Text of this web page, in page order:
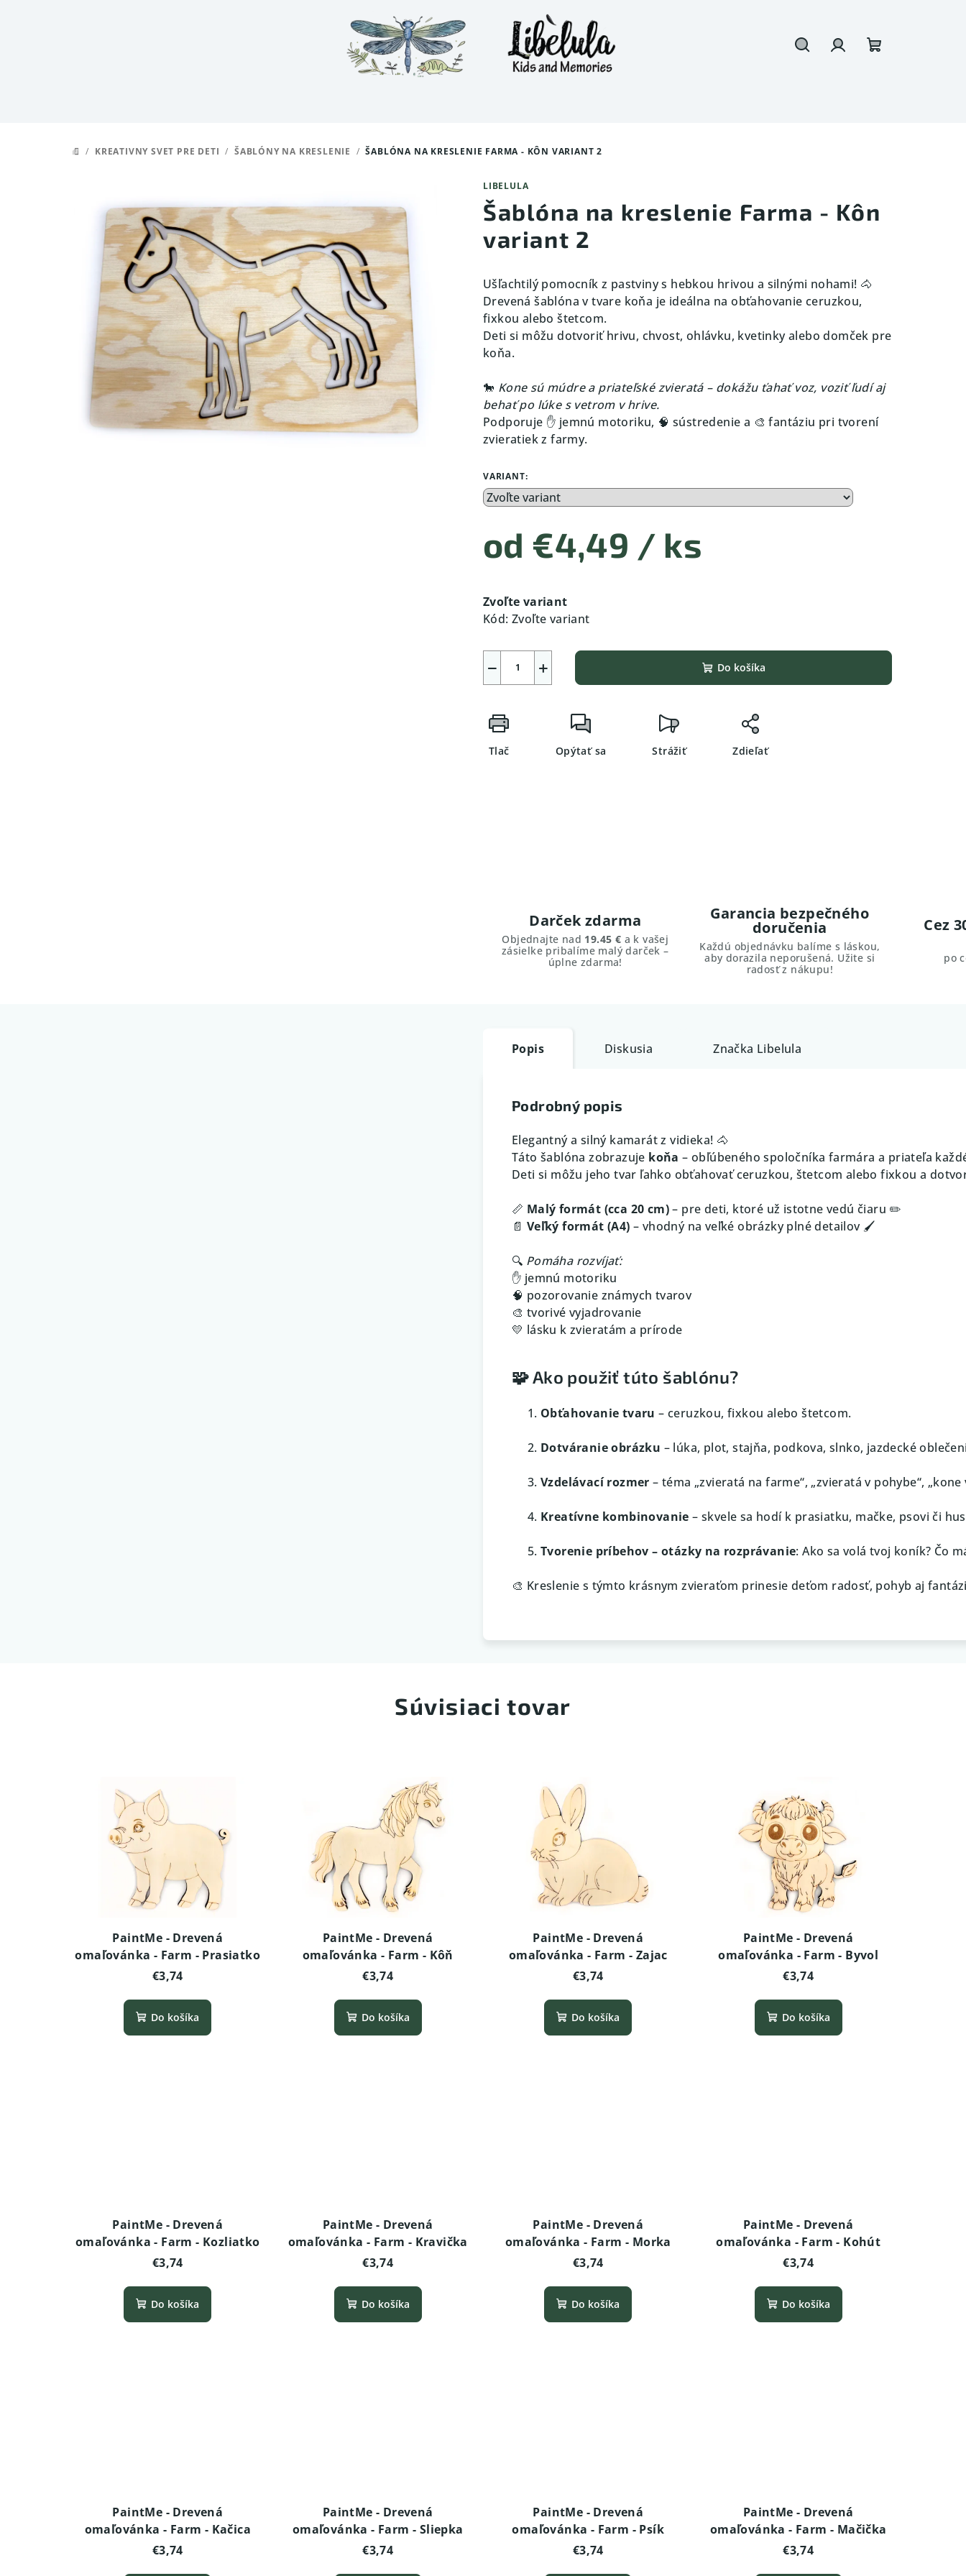
DOMOV
/ KREATIVNY SVET PRE DETI / ŠABLÓNY NA KRESLENIE / ŠABLÓNA NA KRESLENIE FARMA - KÔN VARIANT 2
LIBELULA
Šablóna na kreslenie Farma - Kôn
variant 2
Ušľachtilý pomocník z pastviny s hebkou hrivou a silnými nohami! 🐴
Drevená šablóna v tvare koňa je ideálna na obťahovanie ceruzkou,
fixkou alebo štetcom.
Deti si môžu dotvoriť hrivu, chvost, ohlávku, kvetinky alebo domček pre
koňa.
🐎 Kone sú múdre a priateľské zvieratá – dokážu ťahať voz, voziť ľudí aj
behať po lúke s vetrom v hrive.
Podporuje ✋ jemnú motoriku, 🧠 sústredenie a 🎨 fantáziu pri tvorení
zvieratiek z farmy.
VARIANT:
od €4,49 / ks
cena:
Zvoľte variant
Kód: Zvoľte variant
+
− Do košíka
Tlač Opýtať sa Strážiť Zdieľať
Darček zdarma
Objednajte nad 19.45 € a k vašej
zásielke pribalíme malý darček –
úplne zdarma!
Garancia bezpečného
doručenia
Každú objednávku balíme s láskou,
aby dorazila neporušená. Užite si
radosť z nákupu!
Cez
po
Popis Diskusia Značka Libelula
Podrobný popis
Elegantný a silný kamarát z vidieka! 🐴
Táto šablóna zobrazuje koňa – obľúbeného spoločníka farmára a priateľa
Deti si môžu jeho tvar ľahko obťahovať ceruzkou, štetcom alebo fixkou a
📏 Malý formát (cca 20 cm)– pre deti, ktoré už istotne vedú čiaru ✏️
📄 Veľký formát (A4) – vhodný na veľké obrázky plné detailov 🖌️
🔍 Pomáha rozvíjať:
✋ jemnú motoriku
🧠 pozorovanie známych tvarov
🎨 tvorivé vyjadrovanie
💛 lásku k zvieratám a prírode
🧩 Ako použiť túto šablónu?
Obťahovanie tvaru – ceruzkou, fixkou alebo štetcom.
Dotváranie obrázku – lúka, plot, stajňa, podkova, slnko, jazdecké
Vzdelávací rozmer – téma „zvieratá na farme“, „zvieratá v pohybe“,
Kreatívne kombinovanie – skvele sa hodí k prasiatku, mačke, psovi či
Tvorenie príbehov – otázky na rozprávanie: Ako sa volá tvoj koník? Čo
🎨 Kreslenie s týmto krásnym zvieraťom prinesie deťom radosť, pohyb aj
Súvisiaci tovar
PaintMe - Drevená
omaľovánka - Farm - Prasiatko
€3,74
Do košíka
PaintMe - Drevená
omaľovánka - Farm - Kôň
€3,74
Do košíka
PaintMe - Drevená
omaľovánka - Farm - Zajac
€3,74
Do košíka
PaintMe - Drevená
omaľovánka - Farm - Byvol
€3,74
Do košíka
PaintMe - Drevená
omaľovánka - Farm - Kozliatko
€3,74
Do košíka
PaintMe - Drevená
omaľovánka - Farm - Kravička
€3,74
Do košíka
PaintMe - Drevená
omaľovánka - Farm - Morka
€3,74
Do košíka
PaintMe - Drevená
omaľovánka - Farm - Kohút
€3,74
Do košíka
PaintMe - Drevená
omaľovánka - Farm - Kačica
€3,74
PaintMe - Drevená
omaľovánka - Farm - Sliepka
€3,74
PaintMe - Drevená
omaľovánka - Farm - Psík
€3,74
PaintMe - Drevená
omaľovánka - Farm - Mačička
€3,74